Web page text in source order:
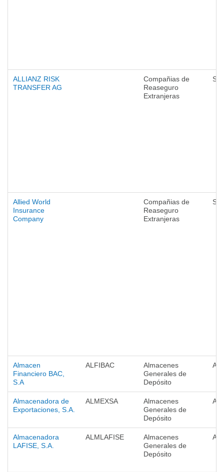
ALLIANZ RISK
TRANSFER AG
Compañias de
Reaseguro
Extranjeras
Allied World
Insurance
Company
Compañias de
Reaseguro
Extranjeras
Almacen
Financiero BAC,
S.A
ALFIBAC
Almacenes
Generales de
Depósito
Almacenadora de
Exportaciones, S.A.
ALMEXSA
Almacenes
Generales de
Depósito
Almacenadora
LAFISE, S.A.
ALMLAFISE
Almacenes
Generales de
Depósito